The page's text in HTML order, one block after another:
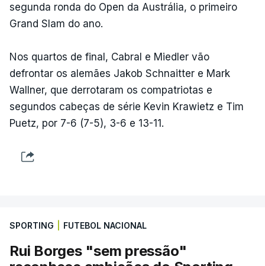
segunda ronda do Open da Austrália, o primeiro
Grand Slam do ano.
Nos quartos de final, Cabral e Miedler vão
defrontar os alemães Jakob Schnaitter e Mark
Wallner, que derrotaram os compatriotas e
segundos cabeças de série Kevin Krawietz e Tim
Puetz, por 7-6 (7-5), 3-6 e 13-11.
SPORTING FUTEBOL NACIONAL
Rui Borges "sem pressão"